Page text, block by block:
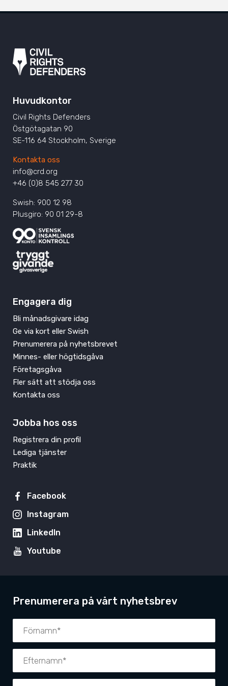
Huvudkontor
Civil Rights Defenders
Östgötagatan 90
SE-116 64 Stockholm, Sverige
Kontakta oss
info@crd.org
+46 (0)8 545 277 30
Swish: 900 12 98
Plusgiro: 90 01 29-8
Engagera dig
Bli månadsgivare idag
Ge via kort eller Swish
Prenumerera på nyhetsbrevet
Minnes- eller högtidsgåva
Företagsgåva
Fler sätt att stödja oss
Kontakta oss
Jobba hos oss
Registrera din profil
Lediga tjänster
Praktik
Facebook
Instagram
LinkedIn
Youtube
Prenumerera på vårt nyhetsbrev